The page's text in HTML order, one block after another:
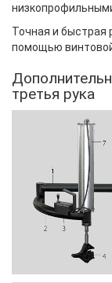
Точная и быстрая
помощью
третья рука